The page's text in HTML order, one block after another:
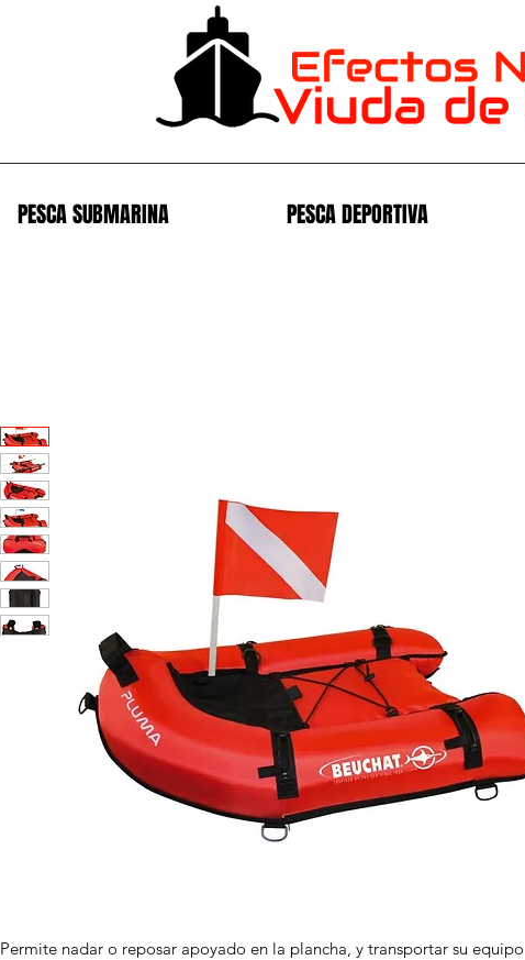
PESCA SUBMARINA PESCA DEPORTIVA
Permite nadar o reposar apoyado en la plancha, y transportar su equipo